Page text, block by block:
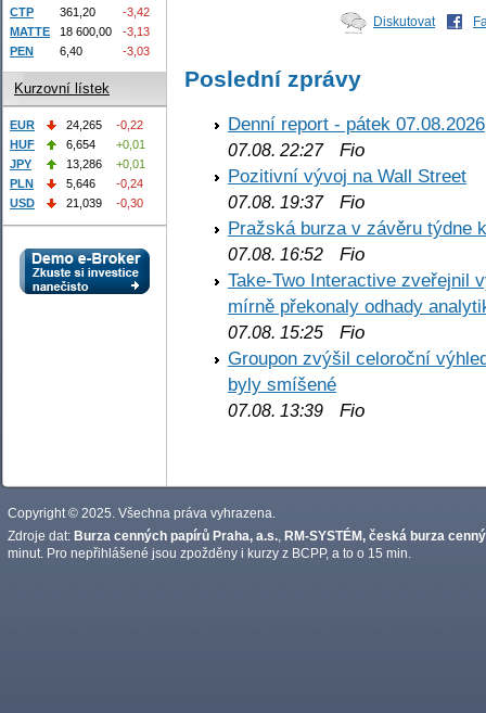
Diskutovat
Poslední zprávy
Denní report - pátek 07.08.2026
07.08. 22:27Fio
Pozitivní vývoj na Wall Street
07.08. 19:37Fio
Pražská burza v závěru týdne
07.08. 16:52 Fio
Take-Two Interactive zveřejnil
mírně překonaly odhady
07.08. 15:25 Fio
Groupon zvýšil celoroční
byly smíšené
07.08. 13:39 Fio
CTP
361,20
-3,42
MATTE
18 600,00
-3,13
PEN
6,40 -3,03
Kurzovní lístek
EUR 24,265
-0,22
HUF
6,654
+0,01
JPY
13,286
+0,01
PLN
5,646
-0,24
USD
21,039 -0,30
Copyright © 2025. Všechna práva vyhrazena.
Zdroje dat: Burza cenných papírů Praha, a.s. RM-SYSTÉM, česká burza
minut. Pro nepřihlášené jsou zpožděny i kurzy z BCPP, a to o 15 min.